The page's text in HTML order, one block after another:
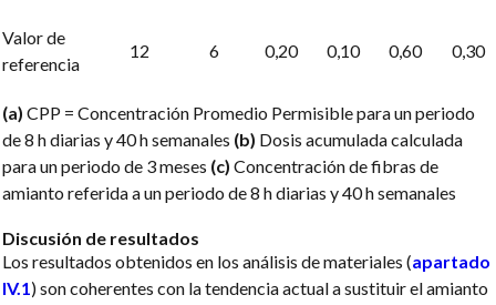
Valor de
referencia
12 6 0,20 0,10 0,60 0,30
(a) CPP = Concentración Promedio Permisible para un periodo
de 8 h diarias y 40 h semanales (b) Dosis acumulada calculada
para un periodo de 3 meses (c) Concentración de fibras de
amianto referida a un periodo de 8 h diarias y 40 h semanales
Discusión de resultados
Los resultados obtenidos en los análisis de materiales (apartado
IV.1) son coherentes con la tendencia actual a sustituir el amianto